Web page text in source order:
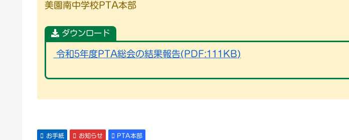
美園南中学校PTA本部
ダウンロード
令和5年度PTA総会の結果報告(PDF:111KB)
お手紙 お知らせ PTA本部